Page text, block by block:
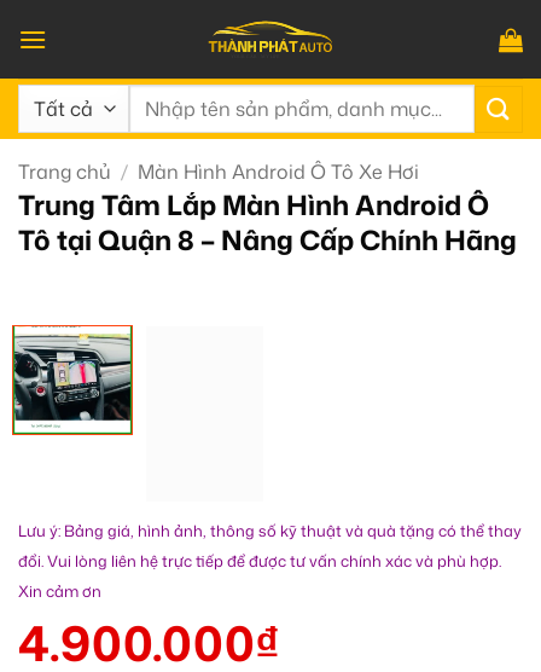
qua
nội
dung
Tìm
Trang chủ / Màn Hình Android Ô Tô Xe Hơi
Trung Tâm Lắp Màn Hình Android Ô
Tô tại Quận 8 – Nâng Cấp Chính Hãng
Lưu ý: Bảng giá, hình ảnh, thông số kỹ thuật và quà tặng có thể thay
đổi. Vui lòng liên hệ trực tiếp để được tư vấn chính xác và phù hợp.
Xin cảm ơn
4.900.000₫